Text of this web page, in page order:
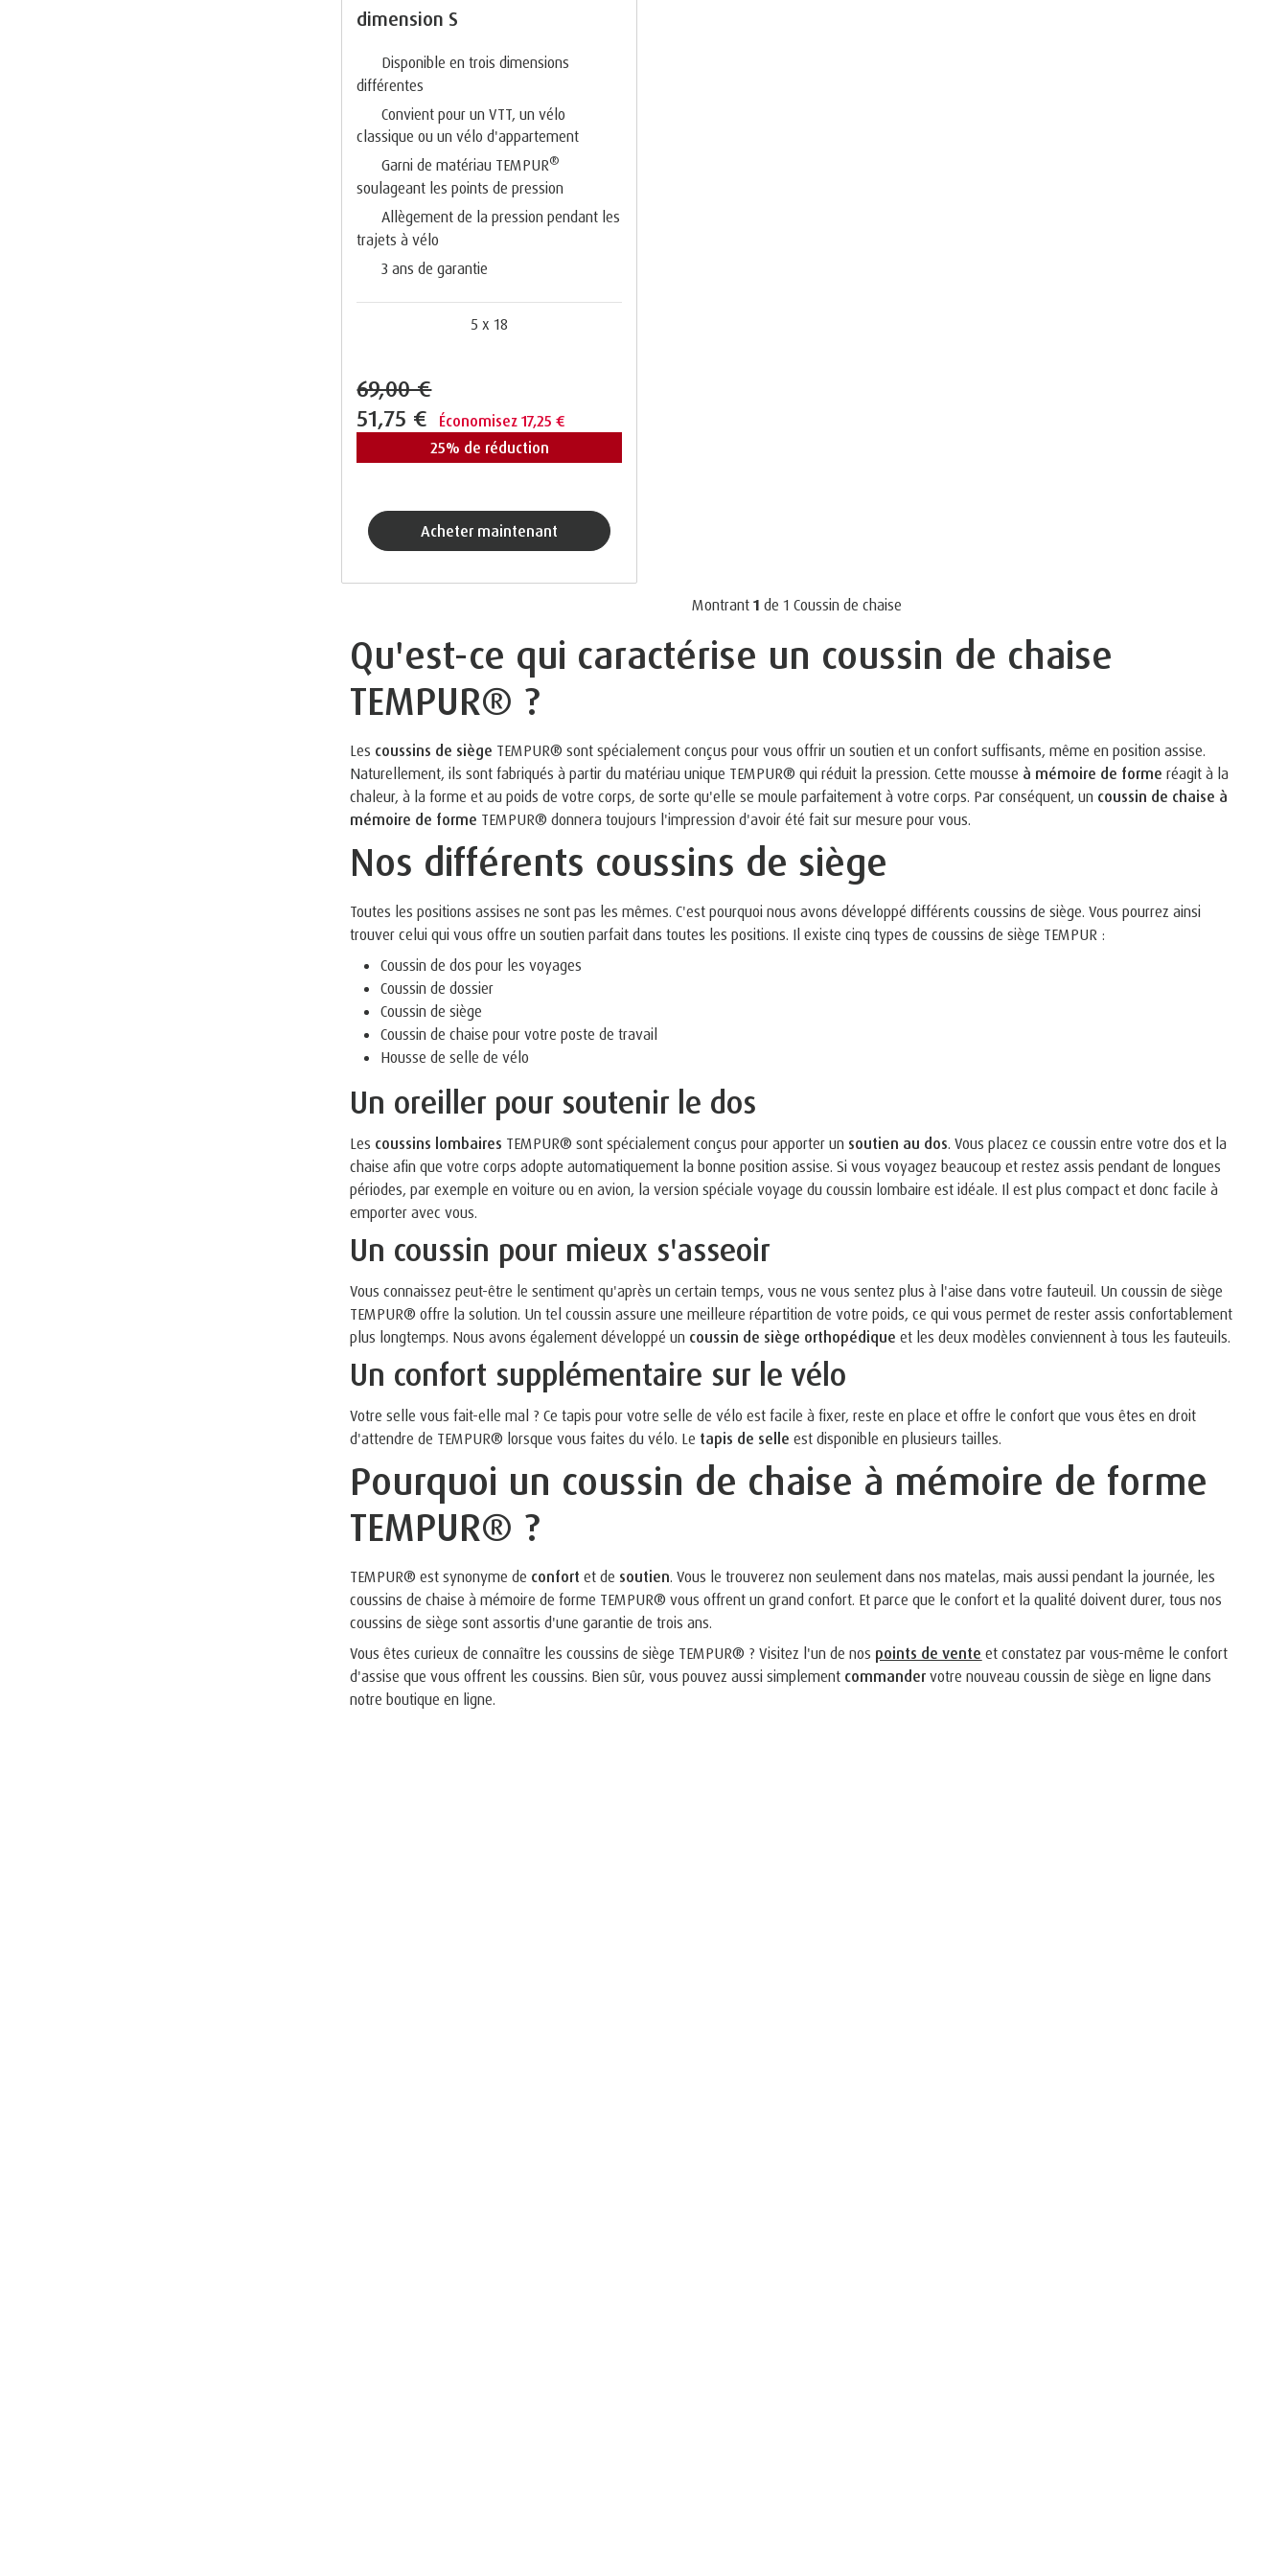
dimension S
Disponible en trois dimensions
différentes
Convient pour un VTT, un vélo
classique ou un vélo d'appartement
Garni de matériau TEMPUR®
soulageant les points de pression
Allègement de la pression pendant les
trajets à vélo
3 ans de garantie
5 x 18
69,00 €
51,75 €
Économisez 17,25 €
25% de réduction
acheter maintenant
Montrant1 de 1 Coussin de chaise
Qu'est-ce qui caractérise un coussin de chaise
TEMPUR® ?
Les coussins de siège TEMPUR® sont spécialement conçus pour vous offrir un soutien et un confort suffisants, même en position assise.
Naturellement, ils sont fabriqués à partir du matériau unique TEMPUR® qui réduit la pression. Cette mousse à mémoire de forme réagit à la
chaleur, à la forme et au poids de votre corps, de sorte qu'elle se moule parfaitement à votre corps. Par conséquent, un coussin de chaise à
mémoire de forme TEMPUR® donnera toujours l'impression d'avoir été fait sur mesure pour vous.
Nos différents coussins de siège
Toutes les positions assises ne sont pas les mêmes. C'est pourquoi nous avons développé différents coussins de siège. Vous pourrez ainsi
trouver celui qui vous offre un soutien parfait dans toutes les positions. Il existe cinq types de coussins de siège TEMPUR :
Coussin de dos pour les voyages
Coussin de dossier
Coussin de siège
Coussin de chaise pour votre poste de travail
Housse de selle de vélo
Un oreiller pour soutenir le dos
Les coussins lombaires TEMPUR® sont spécialement conçus pour apporter un soutien au dos. Vous placez ce coussin entre votre dos et la
chaise afin que votre corps adopte automatiquement la bonne position assise. Si vous voyagez beaucoup et restez assis pendant de longues
périodes, par exemple en voiture ou en avion, la version spéciale voyage du coussin lombaire est idéale. Il est plus compact et donc facile à
emporter avec vous.
Un coussin pour mieux s'asseoir
Vous connaissez peut-être le sentiment qu'après un certain temps, vous ne vous sentez plus à l'aise dans votre fauteuil. Un coussin de siège
TEMPUR® offre la solution. Un tel coussin assure une meilleure répartition de votre poids, ce qui vous permet de rester assis confortablement
plus longtemps. Nous avons également développé un coussin de siège orthopédique et les deux modèles conviennent à tous les fauteuils.
Un confort supplémentaire sur le vélo
Votre selle vous fait-elle mal ? Ce tapis pour votre selle de vélo est facile à fixer, reste en place et offre le confort que vous êtes en droit
d'attendre de TEMPUR® lorsque vous faites du vélo. Le tapis de selle est disponible en plusieurs tailles.
Pourquoi un coussin de chaise à mémoire de forme
TEMPUR® ?
TEMPUR® est synonyme de confort et de soutien. Vous le trouverez non seulement dans nos matelas, mais aussi pendant la journée, les
coussins de chaise à mémoire de forme TEMPUR® vous offrent un grand confort. Et parce que le confort et la qualité doivent durer, tous nos
coussins de siège sont assortis d'une garantie de trois ans.
Vous êtes curieux de connaître les coussins de siège TEMPUR® ? Visitez l'un de nos points de vente et constatez par vous-même le confort
d'assise que vous offrent les coussins. Bien sûr, vous pouvez aussi simplement commander votre nouveau coussin de siège en ligne dans
notre boutique en ligne.